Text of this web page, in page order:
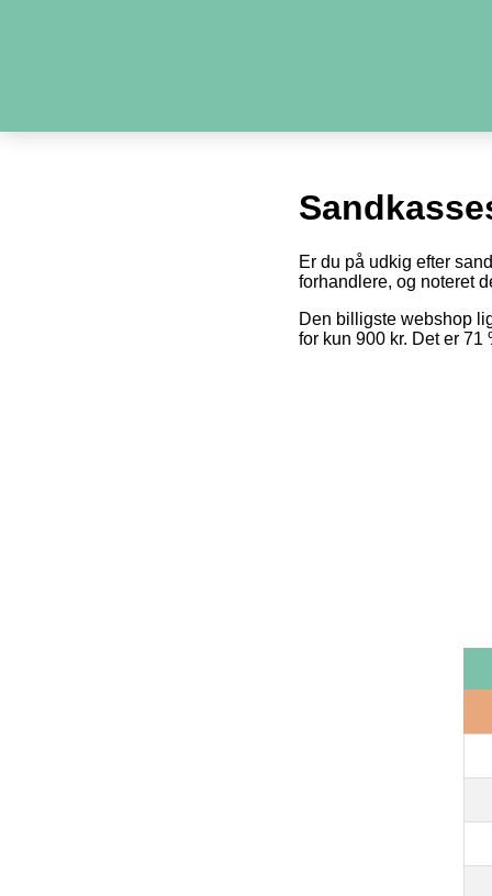
Er du på udkig efter
forhandlere, og noteret
Den billigste webshop
for kun 900 kr. Det er